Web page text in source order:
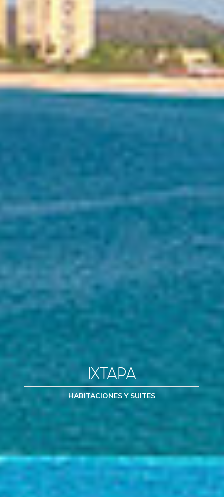
IXTAPA
HABITACIONES Y SUITES